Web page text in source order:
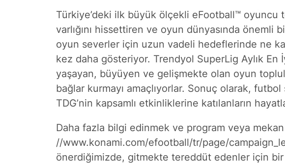
Türkiye’deki ilk büyük ölçekli eFootball™ oyuncu
varlığını hissettiren ve oyun dünyasında önemli
oyun severler için uzun vadeli hedeflerinde ne
kez daha gösteriyor. Trendyol SuperLig Aylık En
yaşayan, büyüyen ve gelişmekte olan oyun
bağlar kurmayı amaçlıyorlar. Sonuç olarak,
TDG’nin kapsamlı etkinliklerine katılanların
Daha fazla bilgi edinmek ve program veya
//www.konami.com/efootball/tr/page/
önerdiğimizde, gitmekte tereddüt edenler için bir